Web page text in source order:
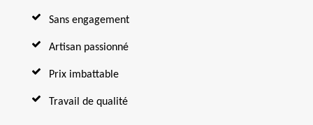
Sans engagement
Artisan passionné
Prix imbattable
Travail de qualité